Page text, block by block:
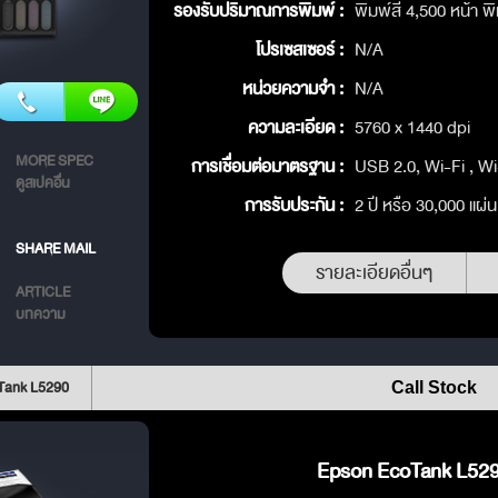
MORE SPEC
ดูสเปคอื่น
SHARE MAIL
ARTICLE
บทความ
รองรับปริมาณการพิมพ์ : พิมพ์สี 4,500 หน้า พิ
โปรเซสเซอร์ : N/A
หน่วยความจำ : N/A
ความละเอียด : 5760 x 1440 dpi
การเชื่อมต่อมาตรฐาน : USB 2.0, Wi-Fi ,
การรับประกัน : 2 ปี หรือ 30,000 แผ่น
รายละเอียดอื่นๆ
L5290 Call Stock
Epson EcoTank